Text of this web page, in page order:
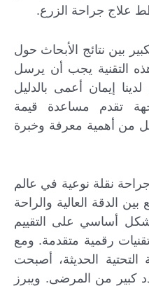
علاج جراحة الزرع.
بين نتائج الأبحاث حول
هذه التقنية يجب أن يرسل
إيمان أعمى بالدليل
تقدم مساعدة قيمة
من أهمية معرفة وخبرة
نقلة نوعية في عالم
الدقة العالية والراحة
أساسي على التقييم
رقمية متقدمة. ومع
التحتية الحديثة، أصبحت
كبير من المرضى. ويبرز